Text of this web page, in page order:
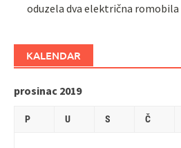
oduzela dva električna romobila
KALENDAR
prosinac 2019
P U S Č